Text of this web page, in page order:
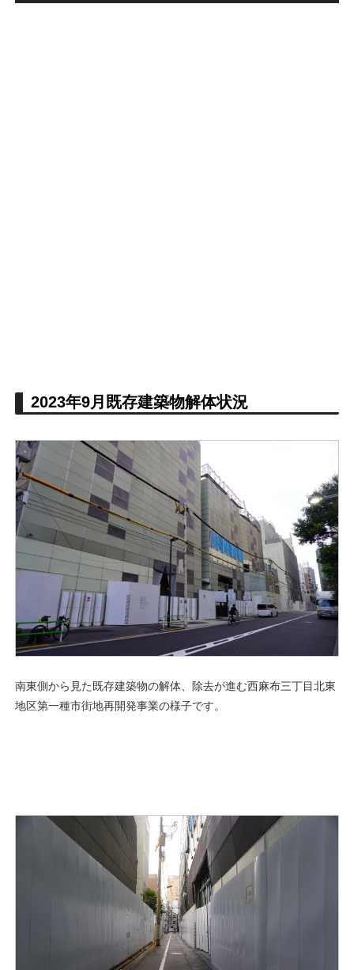
2023年9月既存建築物解体状況
南東側から見た既存建築物の解体、除去が進む西麻布三丁目北東
地区第一種市街地再開発事業の様子です。